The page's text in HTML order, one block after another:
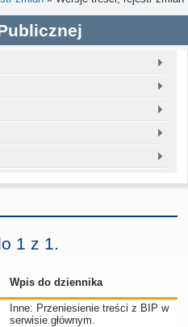
1 z 1.
Wpis do dziennika
Inne: Przeniesienie treści z BIP w
serwisie głównym.